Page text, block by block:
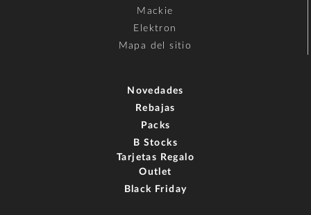
Mackie
Elektron
Mapa del sitio
Novedades
Rebajas
Packs
B Stocks
Tarjetas Regalo
Outlet
Black Friday